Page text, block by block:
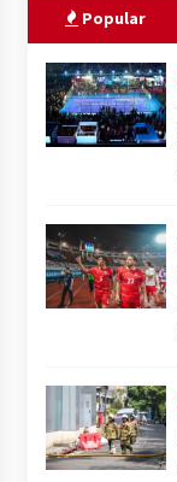
Popular